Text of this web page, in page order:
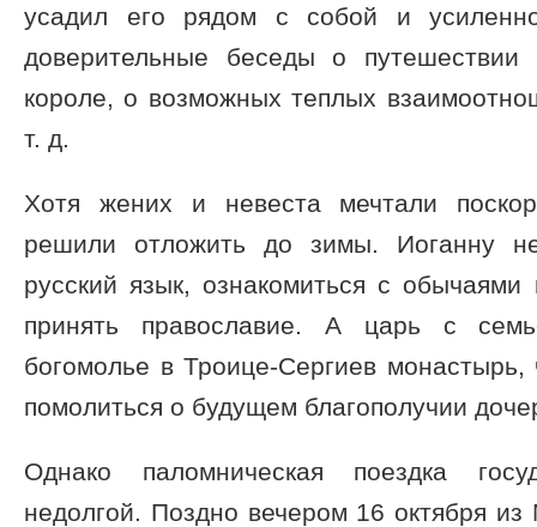
усадил его рядом с собой и
доверительные беседы о
короле, о возможных теплых
т. д.
Хотя жених и невеста мечтали
решили отложить до зимы. Иоганну
русский язык, ознакомиться с
принять православие. А царь с
богомолье в Троице-Сергиев
помолиться о будущем благополучии
Однако паломническая поездка
недолгой. Поздно вечером 16 октября из